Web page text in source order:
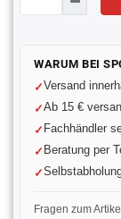
WARUM BEI
Versand
Ab 15 €
Fachhändler
Beratung per
Fragen zum